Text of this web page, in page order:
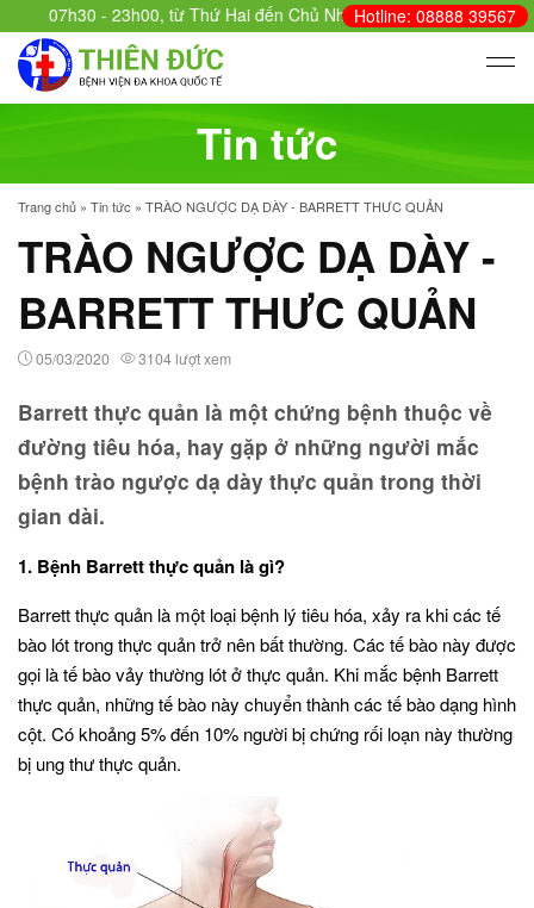
07h30 - 23h00, từ Thứ Hai đến Chủ Nhật - Cấp cứu: 24/24.
Hotline: 08888 39567
Tin tức
Trang chủ » Tin tức » TRÀO NGƯỢC DẠ DÀY - BARRETT THƯC QUẢN
TRÀO NGƯỢC DẠ DÀY -
BARRETT THƯC QUẢN
05/03/2020 3104 lượt xem
Barrett thực quản là một chứng bệnh thuộc về
đường tiêu hóa, hay gặp ở những người mắc
bệnh trào ngược dạ dày thực quản trong thời
gian dài.
1. Bệnh Barrett thực quản là gì?
Barrett thực quản là một loại bệnh lý tiêu hóa, xảy ra khi các tế
bào lót trong thực quản trở nên bất thường. Các tế bào này được
gọi là tế bào vảy thường lót ở thực quản. Khi mắc bệnh Barrett
thực quản, những tế bào này chuyển thành các tế bào dạng hình
cột. Có khoảng 5% đến 10% người bị chứng rối loạn này thường
bị ung thư thực quản.